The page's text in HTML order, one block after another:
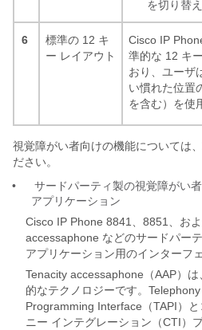
を切り替え
6
標準の 12 キ
ー レイアウト
Cisco IP
準的な 12 キ
おり、ユーザ
い慣れた位置
を含む）を使
視覚障がい者向けの機能については
ださい。
•
サードパーティ製の視覚障がい
アプリケーション
Cisco IP Phone 8841、8851、お
accessaphone などのサードパー
アプリケーション用のインターフ
Tenacity accessaphone（AAP）
的なテクノロジーです。
Programming Interface（TAPI）
ニー インテグレーション（CTI）